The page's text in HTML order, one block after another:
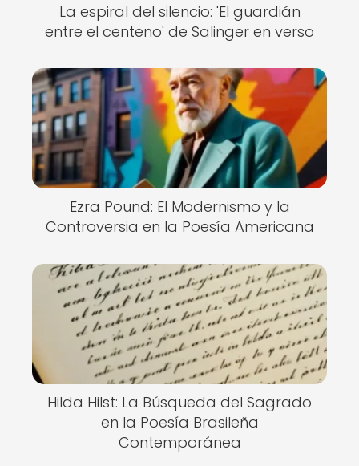
La espiral del silencio: 'El guardián
entre el centeno' de Salinger en verso
Ezra Pound: El Modernismo y la
Controversia en la Poesía Americana
Hilda Hilst: La Búsqueda del Sagrado
en la Poesía Brasileña
Contemporánea